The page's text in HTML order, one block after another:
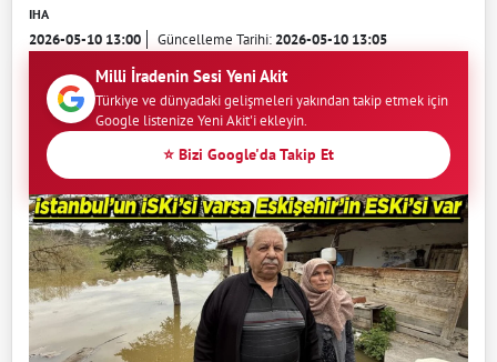
IHA
2026-05-10 13:00 Güncelleme Tarihi:2026-05-10 13:05
Milli İradenin Sesi Yeni Akit
Türkiye ve dünyadaki gelişmeleri yakından takip etmek için
Google listenize Yeni Akit'i ekleyin.
⭐ Bizi Google'da Takip Et